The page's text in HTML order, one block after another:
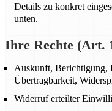
Details zu konkret
unten.
Ihre Rechte (Art.
Auskunft, Berichtigung,
Übertragbarkeit,
Widerruf erteilter